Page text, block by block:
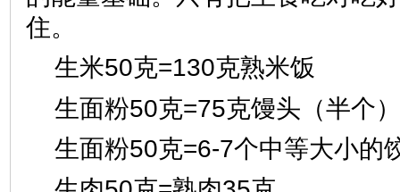
住。
生米50克=130克熟米饭
生面粉50克=75克馒头（半个）
生面粉50克=6-7个中等大小的